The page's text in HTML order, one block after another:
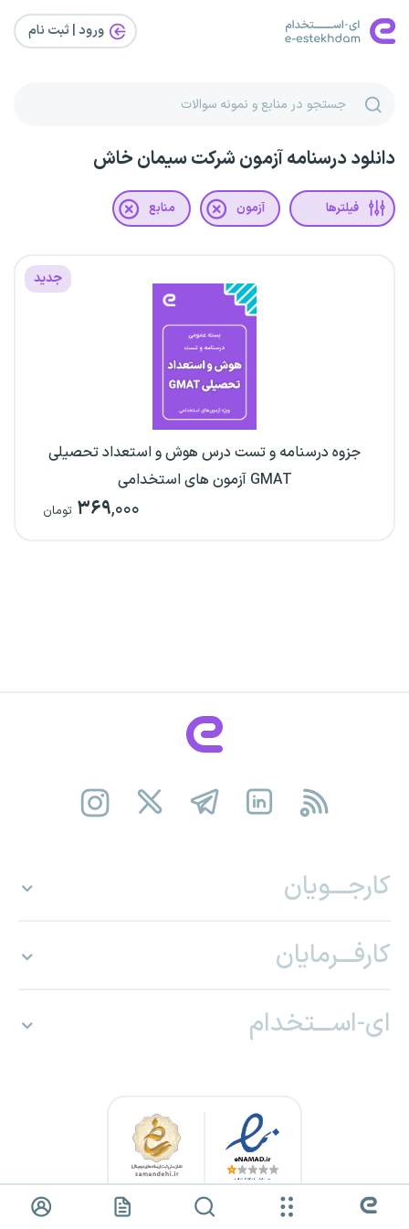
ورود | ثبت‌ نام
دانلود درسنامه آزمون شرکت سیمان خاش
فیلترها آزمون منابع
جدید
جزوه درسنامه و تست درس هوش و استعداد تحصیلی
GMAT آزمون های استخدامی
۳۶۹,۰۰۰ تومان
کارجـــویان
کارفـــرمایان
ای-اســـتخدام